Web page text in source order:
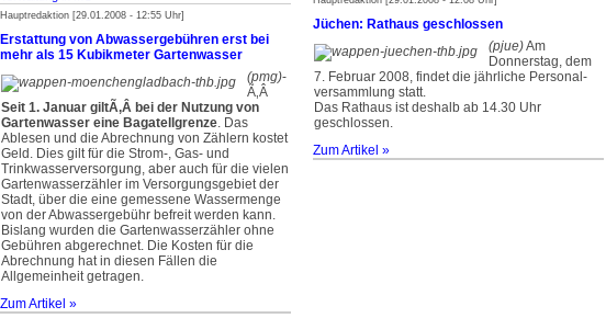
Hauptredaktion [29.01.2008 - 12:55 Uhr]
Erstattung von Abwassergebühren erst bei
mehr als 15 Kubikmeter Gartenwasser
(pmg)­
Ã‚Â
Seit 1. Januar gilt­Ã‚Â bei der Nutzung von
Gartenwasser eine Bagatellgrenze. Das
Ablesen und die Abrechnung von Zählern kostet
Geld. Dies gilt für die Strom-, Gas- und
Trinkwasserversorgung, aber auch für die vielen
Gartenwasserzähler im Versorgungsgebiet der
Stadt, über die eine gemessene Wassermenge
von der Abwassergebühr befreit werden kann.
Bislang wurden die Gartenwasserzähler ohne
Gebühren abgerechnet. Die Kosten für die
Abrechnung hat in diesen Fällen die
Allgemeinheit getragen.
Zum Artikel »
Jüchen: Rathaus geschlossen
(pjue)Am
Donnerstag, dem
7. Februar 2008, findet die jährliche Personal­
versammlung statt.
Das Rathaus ist deshalb ab 14.30 Uhr
geschlossen.
Zum Artikel »